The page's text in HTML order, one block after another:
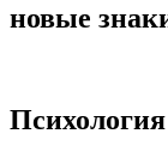
новые